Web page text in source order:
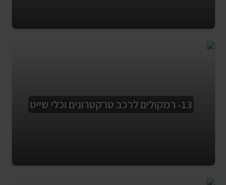
13- רמקולים לרכב טרקטרונים וכלי שייט